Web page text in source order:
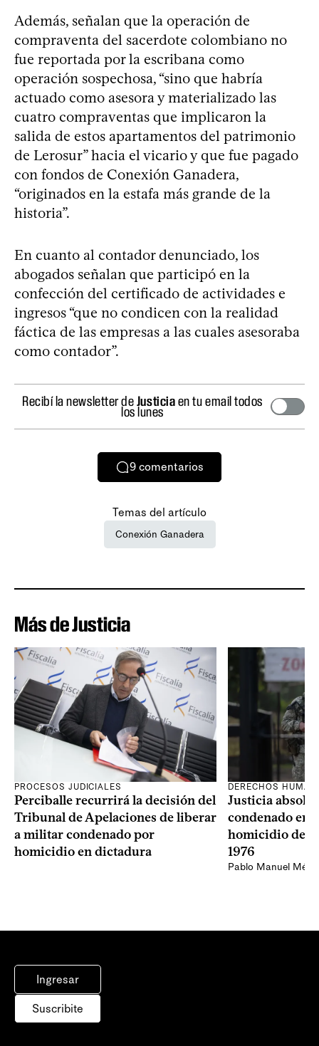
Además, señalan que la operación de
compraventa del sacerdote colombiano no
fue reportada por la escribana como
operación sospechosa, “sino que habría
actuado como asesora y materializado las
cuatro compraventas que implicaron la
salida de estos apartamentos del patrimonio
de Lerosur” hacia el vicario y que fue pagado
con fondos de Conexión Ganadera,
“originados en la estafa más grande de la
historia”.
En cuanto al contador denunciado, los
abogados señalan que participó en la
confección del certificado de actividades e
ingresos “que no condicen con la realidad
fáctica de las empresas a las cuales asesoraba
como contador”.
Recibí la newsletter deJusticiaen tu email todos
los lunes
9 comentarios
Temas del artículo
Conexión Ganadera
Más de Justicia
PROCESOS JUDICIALES
Perciballe recurrirá la decisión del
Tribunal de Apelaciones de liberar
a militar condenado por
homicidio en dictadura
DERECHOS
Justicia
condenado en
homicidio de
1976
Pablo Manuel
Ingresar
Suscribite